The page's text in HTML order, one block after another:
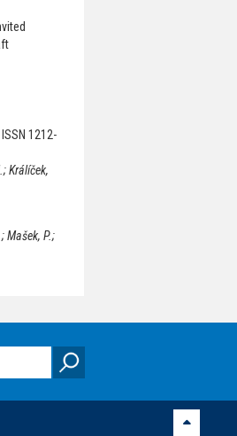
1212-
Králíček,
Mašek, P.;